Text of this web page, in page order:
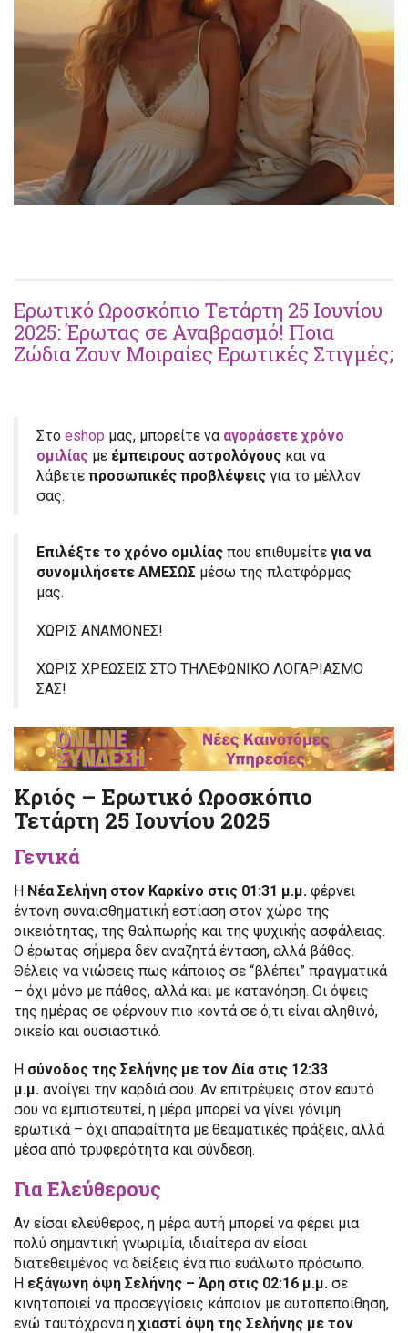
Ερωτικό Ωροσκόπιο Τετάρτη 25 Ιουνίου
2025: Έρωτας σε Αναβρασμό! Ποια
Ζώδια Ζουν Μοιραίες Ερωτικές Στιγμές;
Στο eshop μας, μπορείτε να αγοράσετε χρόνο
ομιλίας με έμπειρους αστρολόγους και να
λάβετε προσωπικές προβλέψεις για το μέλλον
σας.
Επιλέξτε το χρόνο ομιλίας που επιθυμείτε για να
συνομιλήσετε ΑΜΕΣΩΣ μέσω της πλατφόρμας
μας.
ΧΩΡΙΣ ΑΝΑΜΟΝΕΣ!
ΧΩΡΙΣ ΧΡΕΩΣΕΙΣ ΣΤΟ ΤΗΛΕΦΩΝΙΚΟ ΛΟΓΑΡΙΑΣΜΟ
ΣΑΣ!
Κριός – Ερωτικό Ωροσκόπιο
Τετάρτη 25 Ιουνίου 2025
Γενικά
Η Νέα Σελήνη στον Καρκίνο στις 01:31 μ.μ. φέρνει
έντονη συναισθηματική εστίαση στον χώρο της
οικειότητας, της θαλπωρής και της ψυχικής ασφάλειας.
Ο έρωτας σήμερα δεν αναζητά ένταση, αλλά βάθος.
Θέλεις να νιώσεις πως κάποιος σε “βλέπει” πραγματικά
– όχι μόνο με πάθος, αλλά και με κατανόηση. Οι όψεις
της ημέρας σε φέρνουν πιο κοντά σε ό,τι είναι αληθινό,
οικείο και ουσιαστικό.
Η σύνοδος της Σελήνης με τον Δία στις 12:33
μ.μ. ανοίγει την καρδιά σου. Αν επιτρέψεις στον εαυτό
σου να εμπιστευτεί, η μέρα μπορεί να γίνει γόνιμη
ερωτικά – όχι απαραίτητα με θεαματικές πράξεις, αλλά
μέσα από τρυφερότητα και σύνδεση.
Για Ελεύθερους
Αν είσαι ελεύθερος, η μέρα αυτή μπορεί να φέρει μια
πολύ σημαντική γνωριμία, ιδιαίτερα αν είσαι
διατεθειμένος να δείξεις ένα πιο ευάλωτο πρόσωπο.
Η εξάγωνη όψη Σελήνης – Άρη στις 02:16 μ.μ. σε
κινητοποιεί να προσεγγίσεις κάποιον με αυτοπεποίθηση,
ενώ ταυτόχρονα ηχιαστί όψη της Σελήνης με τον